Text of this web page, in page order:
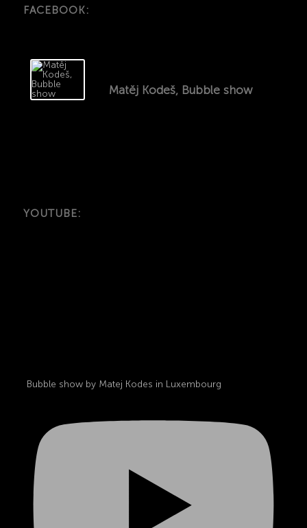
FACEBOOK:
Matěj Kodeš, Bubble show
YOUTUBE:
Bubble show by Matej Kodes in Luxembourg